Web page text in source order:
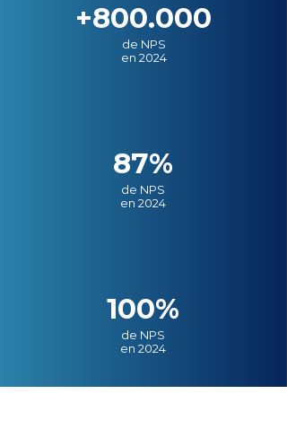
+800.000
de NPS
en 2024
87%
de NPS
en 2024
100%
de NPS
en 2024